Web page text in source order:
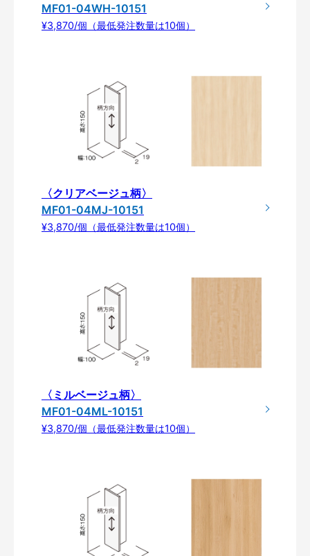
MF01-04WH-10151
¥3,870/個（最低発注数量は10個）
〈クリアベージュ柄〉
MF01-04MJ-10151
¥3,870/個（最低発注数量は10個）
〈ミルベージュ柄〉
MF01-04ML-10151
¥3,870/個（最低発注数量は10個）